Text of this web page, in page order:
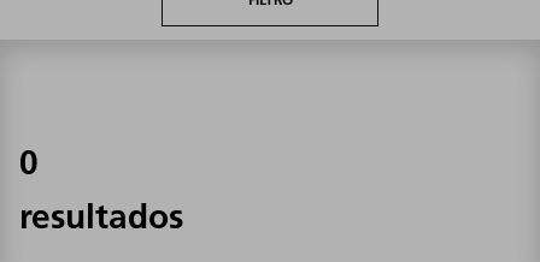
0
resultados